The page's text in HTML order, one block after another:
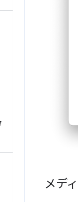
メデ